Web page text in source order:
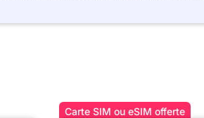
Carte SIM ou eSIM offerte